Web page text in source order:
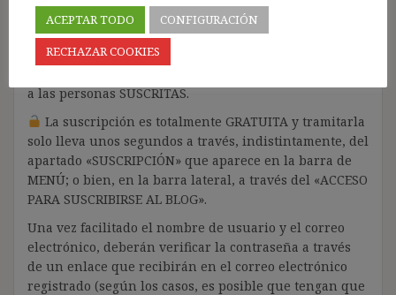
Inteligencia Artificial Generativa (IAG) con ánimo de
lucro y que se apropian del contenido de terceros sin
ningún respeto por los derechos de autor, me ha
a las personas SUSCRITAS.
La suscripción es totalmente GRATUITA y tramitarla
solo lleva unos segundos a través, indistintamente, del
apartado «SUSCRIPCIÓN» que aparece en la barra de
MENÚ; o bien, en la barra lateral, a través del «ACCESO
PARA SUSCRIBIRSE AL BLOG».
Una vez facilitado el nombre de usuario y el correo
electrónico, deberán verificar la contraseña a través
de un enlace que recibirán en el correo electrónico
registrado (según los casos, es posible que tengan que
ACEPTAR TODO
CONFIGURACIÓN
RECHAZAR COOKIES